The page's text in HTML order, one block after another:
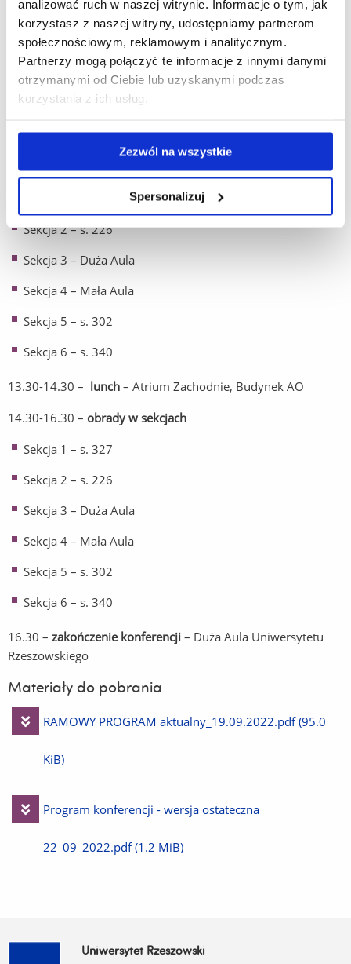
analizować ruch w naszej witrynie. Informacje o tym, jak
korzystasz z naszej witryny, udostępniamy partnerom
społecznościowym, reklamowym i analitycznym.
Partnerzy mogą połączyć te informacje z innymi danymi
otrzymanymi od Ciebie lub uzyskanymi podczas
korzystania z ich usług.
Zezwól na wszystkie
Spersonalizuj
27 września 2022(WTOREK)
9.00-11.00 –III sesja plenarna – Duża Aula Uniwersytetu
Rzeszowskiego
parter, Budynek A1
11.30-13.30 –obrady w sekcjach
Sekcja 2 – s. 226
Sekcja 3 – Duża Aula
Sekcja 4 – Mała Aula
Sekcja 5 – s. 302
Sekcja 6 – s. 340
13.30-14.30 – lunch – Atrium Zachodnie, Budynek AO
14.30-16.30 – obrady w sekcjach
Sekcja 1 – s. 327
Sekcja 2 – s. 226
Sekcja 3 – Duża Aula
Sekcja 4 – Mała Aula
Sekcja 5 – s. 302
Sekcja 6 – s. 340
16.30 – zakończenie konferencji – Duża Aula Uniwersytetu
Rzeszowskiego
Materiały do pobrania
Pobierz
plik
RAMOWY PROGRAM aktualny_19.09.2022.pdf (95.0
KiB)
Pobierz
plik
Program konferencji - wersja ostateczna
22_09_2022.pdf (1.2 MiB)
Uniwersytet Rzeszowski